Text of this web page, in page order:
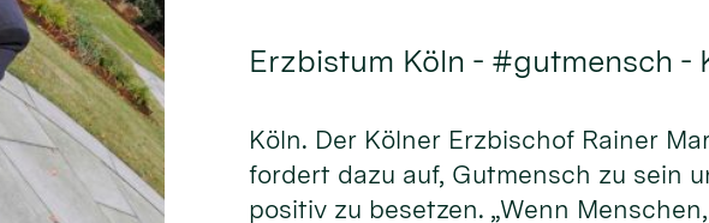
Erzbistum Köln - #gutmensch -
Köln. Der Kölner Erzbischof Rainer
fordert dazu auf, Gutmensch zu sein
positiv zu besetzen. „Wenn